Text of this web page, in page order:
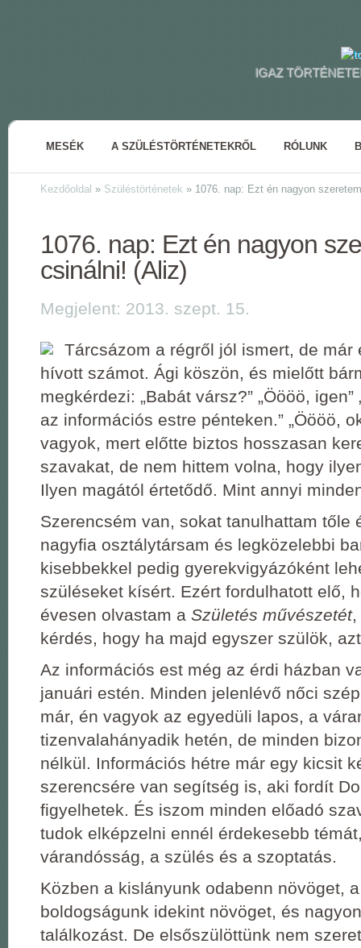
IGAZ
MESÉK A SZÜLÉSTÖRTÉNETEKRŐL RÓLUNK
Kezdőoldal » Szüléstörténetek » 1076. nap: Ezt én nagyon
1076. nap: Ezt én nagyon
csinálni! (Aliz)
Megjelent: 2013. szept. 15.
Tárcsázom a régről jól ismert, de már
hívott számot. Ági köszön, és mielőtt
megkérdezi: „Babát vársz?” „Öööö,
az információs estre pénteken.” „Öööö,
vagyok, mert előtte biztos hosszasan
szavakat, de nem hittem volna, hogy
Ilyen magától értetődő. Mint annyi
Szerencsém van, sokat tanulhattam tőle
nagyfia osztálytársam és legközelebbi
kisebbekkel pedig gyerekvigyázóként
szüléseket kísért. Ezért fordulhatott elő,
évesen olvastam a Születés művészetét,
kérdés, hogy ha majd egyszer szülök,
Az információs est még az érdi házban
januári estén. Minden jelenlévő nőci
már, én vagyok az egyedüli lapos, a
tizenvalahányadik hetén, de minden
nélkül. Információs hétre már egy kicsit
szerencsére van segítség is, aki fordít
figyelhetek. És iszom minden előadó
tudok elképzelni ennél érdekesebb
várandósság, a szülés és a szoptatás.
Közben a kislányunk odabenn növöget,
boldogságunk idekint növöget, és
találkozást. De elsőszülöttünk nem